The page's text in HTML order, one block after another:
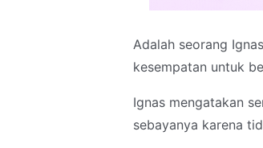
Adalah seorang
kesempatan untuk
Ignas mengatakan
sebayanya karena